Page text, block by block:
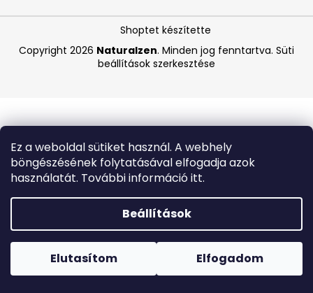
Ez a weboldal sütiket használ. A webhely
böngészésének folytatásával elfogadja azok
használatát. További információ itt.
Beállítások
Elutasítom Elfogadom
Forró napokon nem javasoljuk a csomagautomatákba
történő kézbesítést. A magas hőmérsékletre érzékeny
termékek átvételkor nem biztos, hogy optimális állapotban
A
á
u
k
ANGELCARE
AC25
LÉGZÉSFIGYELŐ
BABAŐRZŐ
-
KATEGÓRIÁS
TERMÉK
Shoptet készítette
Copyright 2026 Naturalzen. Minden jog fenntartva. Süti
beállítások szerkesztése